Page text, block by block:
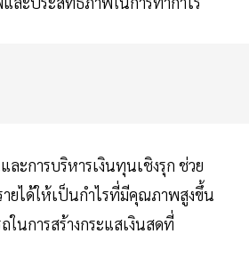
ะการบริหารเงินทุนเชิงรุก ช่วย
ายได้ให้เป็นกำไรที่มีคุณภาพสูงขึ้น
ในการสร้างกระแสเงินสดที่